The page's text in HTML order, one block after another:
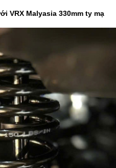
VRX Malyasia 330mm ty mạ